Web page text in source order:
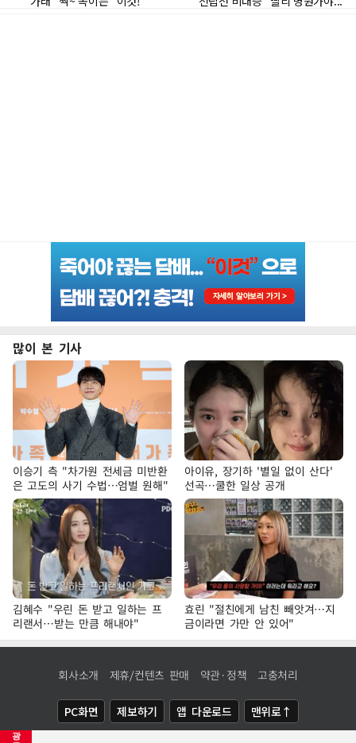
광
많이 본 기사
이승기 측 "차가원 전세금 미반환
은 고도의 사기 수법…엄벌 원해"
아이유, 장기하 '별일 없이 산다'
선곡…쿨한 일상 공개
김혜수 "우린 돈 받고 일하는 프
리랜서…받는 만큼 해내야"
효린 "절친에게 남친 빼앗겨…지
금이라면 가만 안 있어"
회사소개 제휴/컨텐츠 판매 약관·정책 고충처리
PC화면 제보하기 앱 다운로드 맨위로↑